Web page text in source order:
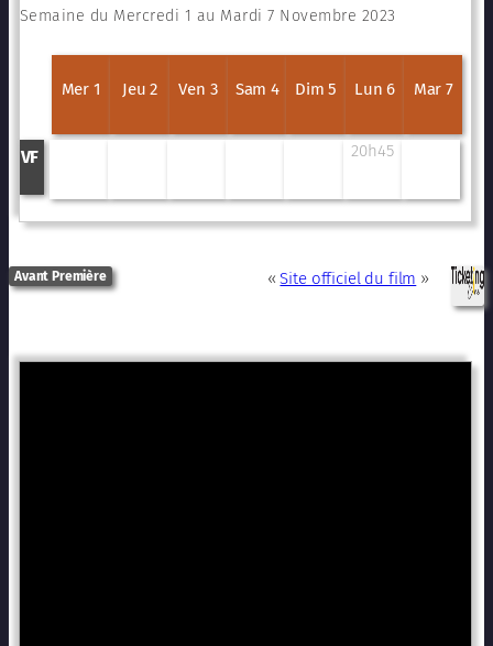
Semaine du Mercredi 1 au Mardi 7 Novembre 2023
Mer 1 Jeu 2 Ven 3 Sam 4 Dim 5 Lun 6 Mar 7
VF 20h45
Avant Première «Site officiel du film »